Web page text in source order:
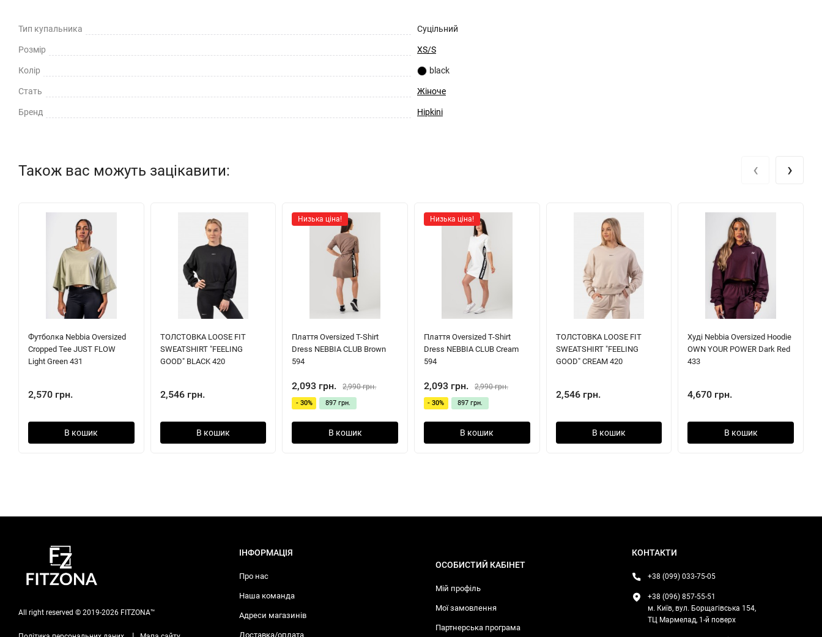
Тип купальника Суцільний
Розмiр XS/S
Колiр black
Стать Жіноче
Бренд Hipkini
Також вас можуть зацікавити:
Футболка Nebbia Oversized
Cropped Tee JUST FLOW
Light Green 431
2,570 грн.
В кошик
ТОЛСТОВКА LOOSE FIT
SWEATSHIRT "FEELING
GOOD" BLACK 420
2,546 грн.
В кошик
Низька ціна!
Плаття Oversized T-Shirt
Dress NEBBIA CLUB Brown
594
2,093 грн. 2,990 грн.
- 30% 897 грн.
В кошик
Низька ціна!
Плаття Oversized T-Shirt
Dress NEBBIA CLUB Cream
594
2,093 грн. 2,990 грн.
- 30% 897 грн.
В кошик
ТОЛСТОВКА LOOSE FIT
SWEATSHIRT "FEELING
GOOD" CREAM 420
2,546 грн.
В кошик
Худі Nebbia Oversized Hoodie
OWN YOUR POWER Dark Red
433
4,670 грн.
В кошик
‹ ›
All right reserved © 2019-2026 FITZONA™
ІНФОРМАЦІЯ
Про нас
Наша команда
Адреси магазинів
Доставка/оплата
ОСОБИСТИЙ КАБІНЕТ
Мій профіль
Мої замовлення
Партнерська програма
КОНТАКТИ
+38 (099) 033-75-05
+38 (096) 857-55-51
м. Київ, вул. Борщагівська 154,
ТЦ Мармелад, 1-й поверх